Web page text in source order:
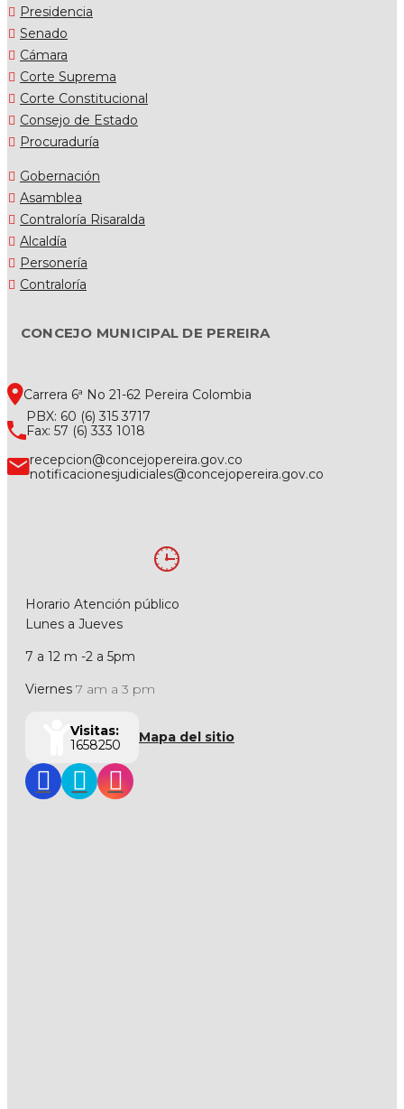
Presidencia
Senado
Cámara
Corte Suprema
Corte Constitucional
Consejo de Estado
Procuraduría
Gobernación
Asamblea
Contraloría Risaralda
Alcaldía
Personería
Contraloría
CONCEJO MUNICIPAL DE PEREIRA
Carrera 6ª No 21-62 Pereira Colombia
PBX: 60 (6) 315 3717
Fax: 57 (6) 333 1018
recepcion@concejopereira.gov.co
notificacionesjudiciales@concejopereira.gov.co
Horario Atención público
Lunes a Jueves
7 a 12 m -2 a 5pm
Viernes 7 am a 3 pm
Visitas:
1658250
Mapa del sitio